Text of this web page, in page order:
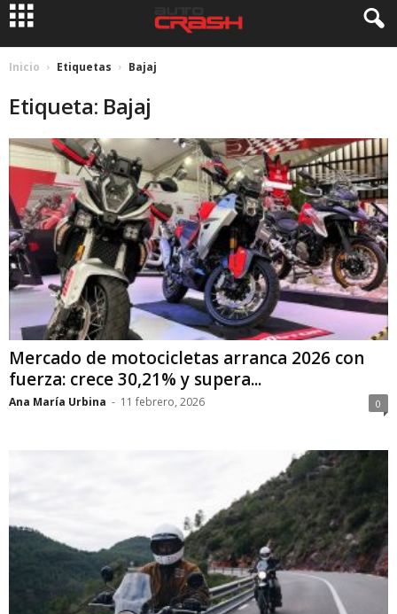
Inicio Etiquetas Bajaj
Etiqueta: Bajaj
Mercado de motocicletas arranca 2026 con
fuerza: crece 30,21% y supera...
Ana María Urbina - 11 febrero, 2026 0